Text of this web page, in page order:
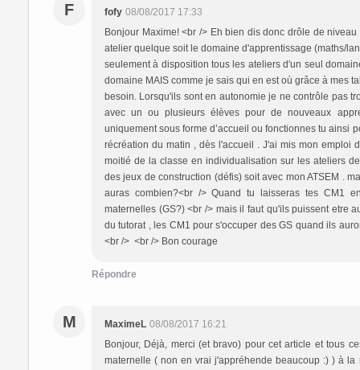
F fofy 08/08/2017 17:33
Bonjour Maxime! <br /> Eh bien dis donc drôle de
atelier quelque soit le domaine d'apprentissage (maths/
seulement à disposition tous les ateliers d'un seul
domaine MAIS comme je sais qui en est où grâce à mes
besoin. Lorsqu'ils sont en autonomie je ne contrôle pas
avec un ou plusieurs élèves pour de nouveaux
uniquement sous forme d’accueil ou fonctionnes tu ainsi
récréation du matin , dès l'accueil . J'ai mis mon emploi
moitié de la classe en individualisation sur les ateliers
des jeux de construction (défis) soit avec mon ATSEM .
auras combien?<br /> Quand tu laisseras tes CM1
maternelles (GS?) <br /> mais il faut qu'ils puissent etre
du tutorat , les CM1 pour s'occuper des GS quand ils
<br /> <br /> Bon courage
Répondre
M MaximeL 08/08/2017 16:21
Bonjour, Déjà, merci (et bravo) pour cet article et tous
maternelle ( non en vrai j'appréhende beaucoup :) ) à